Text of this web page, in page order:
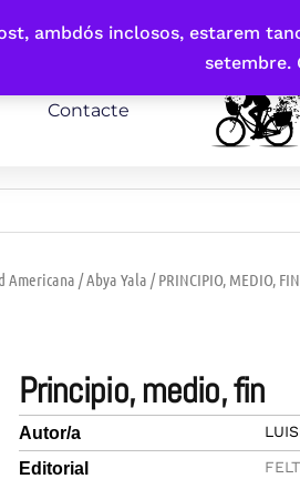
ambdós inclosos, estarem
setembre.
Contacte
Americana / Abya Yala / PRINCIPIO, MEDIO, FIN
principio, medio, fin
Autor/a
Editorial